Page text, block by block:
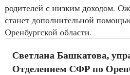
родителей с низким доходом.
станет дополнительной
Оренбургской области.
Светлана Башкатова,
Отделением СФР по